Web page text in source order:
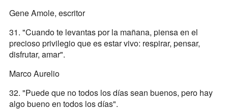
Gene Amole, escritor
31. "Cuando te levantas por la mañana, piensa en el
precioso privilegio que es estar vivo: respirar, pensar,
disfrutar, amar".
Marco Aurelio
32. "Puede que no todos los días sean buenos, pero hay
algo bueno en todos los días".